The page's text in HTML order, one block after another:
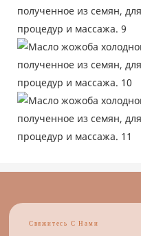
Свяжитесь С Нами